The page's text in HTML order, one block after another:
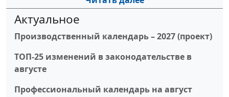
Актуальное
Производственный календарь – 2027 (проект)
ТОП-25 изменений в законодательстве в
августе
Профессиональный календарь на август